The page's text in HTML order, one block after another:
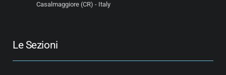
Casalmaggiore (CR) - Italy
Le Sezioni